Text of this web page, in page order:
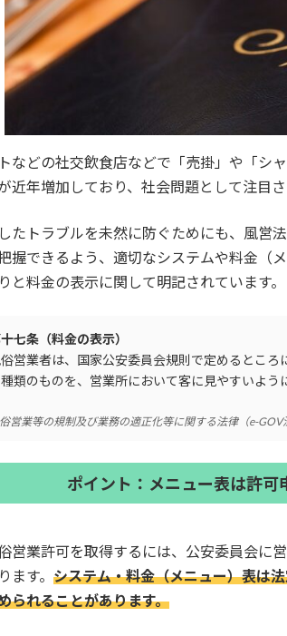
などの社交飲食店などで「売掛」や「シ
近年増加しており、社会問題として注目さ
たトラブルを未然に防ぐためにも、風営
握できるよう、適切なシステムや料金（
と料金の表示に関して明記されています。
七条（料金の表示）
営業者は、国家公安委員会規則で定めるとこ
類のものを、営業所において客に見やすいよう
営業等の規制及び業務の適正化等に関する法律（e-GOV
ポイント：メニュー表は許可
営業許可を取得するには、公安委員会に
ます。 システム・料金（メニュー）表は
られることがあります。